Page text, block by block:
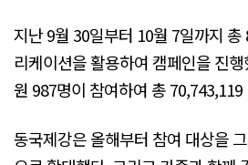
지난 9월 30일부터 10월 7일까지
리케이션을 활용하여 캠페인을 진
원 987명이 참여하여 총
동국제강은 올해부터 참여 대상을